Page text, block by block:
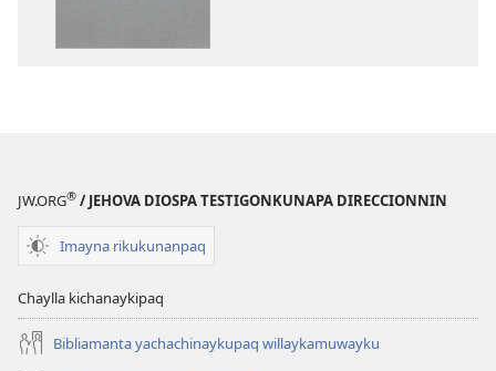
JW.ORG® / JEHOVA DIOSPA TESTIGONKUNAPA DIRECCIONNIN
Imayna rikukunanpaq
Chaylla kichanaykipaq
Bibliamanta yachachinaykupaq willaykamuwayku